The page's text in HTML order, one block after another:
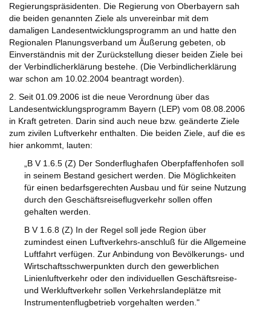
Regierungspräsidenten. Die Regierung von Oberbayern sah
die beiden genannten Ziele als unvereinbar mit dem
damaligen Landesentwicklungsprogramm an und hatte den
Regionalen Planungsverband um Äußerung gebeten, ob
Einverständnis mit der Zurückstellung dieser beiden Ziele bei
der Verbindlicherklärung bestehe. (Die Verbindlicherklärung
war schon am 10.02.2004 beantragt worden).
2. Seit 01.09.2006 ist die neue Verordnung über das
Landesentwicklungsprogramm Bayern (LEP) vom 08.08.2006
in Kraft getreten. Darin sind auch neue bzw. geänderte Ziele
zum zivilen Luftverkehr enthalten. Die beiden Ziele, auf die es
hier ankommt, lauten:
„B V 1.6.5 (Z) Der Sonderflughafen Oberpfaffenhofen soll
in seinem Bestand gesichert werden. Die Möglichkeiten
für einen bedarfsgerechten Ausbau und für seine Nutzung
durch den Geschäftsreiseflugverkehr sollen offen
gehalten werden.
B V 1.6.8 (Z) In der Regel soll jede Region über
zumindest einen Luftverkehrs-anschluß für die Allgemeine
Luftfahrt verfügen. Zur Anbindung von Bevölkerungs- und
Wirtschaftsschwerpunkten durch den gewerblichen
Linienluftverkehr oder den individuellen Geschäftsreise-
und Werkluftverkehr sollen Verkehrslandeplätze mit
Instrumentenflugbetrieb vorgehalten werden."